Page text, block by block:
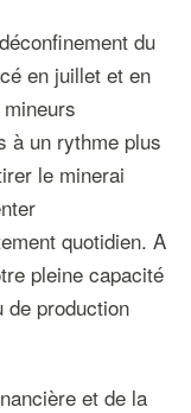
du
en juillet et en
à un rythme plus
le minerai
quotidien. A
pleine capacité
de production
et de la